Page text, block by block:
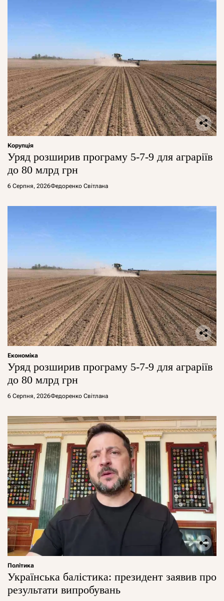
Корупція
Уряд розширив програму 5-7-9 для аграріїв
до 80 млрд грн
6 Серпня, 2026Федоренко Світлана
Економіка
Уряд розширив програму 5-7-9 для аграріїв
до 80 млрд грн
6 Серпня, 2026Федоренко Світлана
Політика
Українська балістика: президент заявив про
результати випробувань